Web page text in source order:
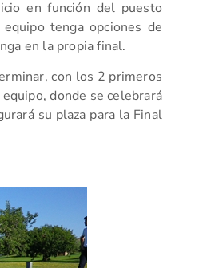
en función del puesto
tenga opciones de
en la propia final.
con los 2 primeros
donde se celebrará
su plaza para la Final